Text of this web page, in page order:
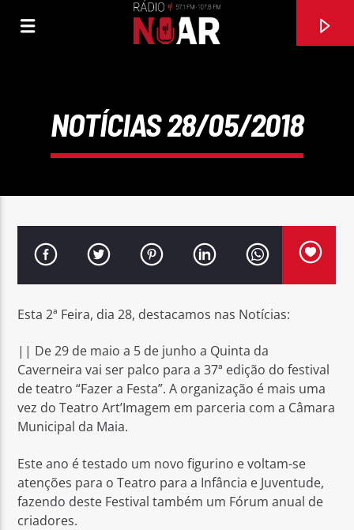
MULHER MANDONA
Rádio No ar
NOTÍCIAS 28/05/2018
Esta 2ª Feira, dia 28, destacamos nas Notícias:
|| De 29 de maio a 5 de junho a Quinta da
Caverneira vai ser palco para a 37ª edição do festival
de teatro “Fazer a Festa”. A organização é mais uma
vez do Teatro Art’Imagem em parceria com a Câmara
Municipal da Maia.
Este ano é testado um novo figurino e voltam-se
atenções para o Teatro para a Infância e Juventude,
fazendo deste Festival também um Fórum anual de
criadores.